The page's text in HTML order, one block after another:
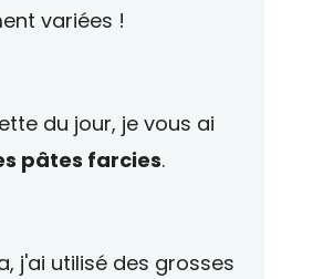
variées !
du jour, je vous ai
pâtes farcies.
j'ai utilisé des grosses